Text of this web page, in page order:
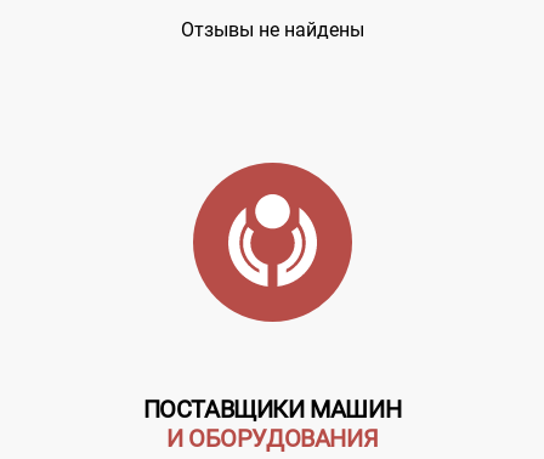
Отзывы не найдены
ПОСТАВЩИКИ МАШИН
И ОБОРУДОВАНИЯ